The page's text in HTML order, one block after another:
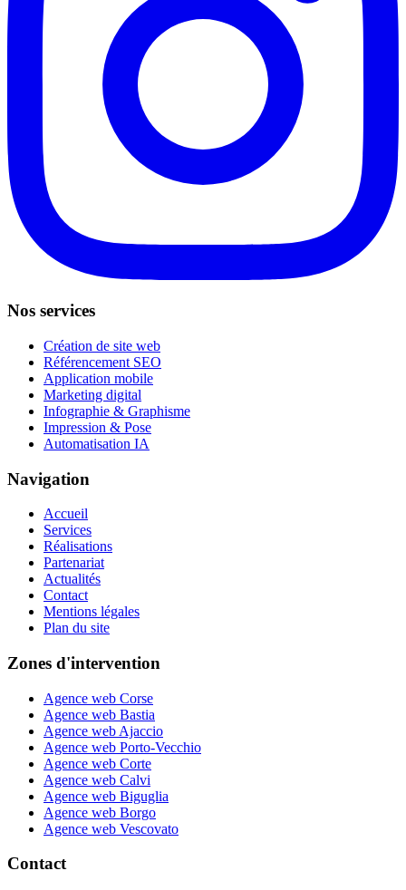
Nos services
Création de site web
Référencement SEO
Application mobile
Marketing digital
Infographie & Graphisme
Impression & Pose
Automatisation IA
Navigation
Accueil
Services
Réalisations
Partenariat
Actualités
Contact
Mentions légales
Plan du site
Zones d'intervention
Agence web Corse
Agence web Bastia
Agence web Ajaccio
Agence web Porto-Vecchio
Agence web Corte
Agence web Calvi
Agence web Biguglia
Agence web Borgo
Agence web Vescovato
Contact